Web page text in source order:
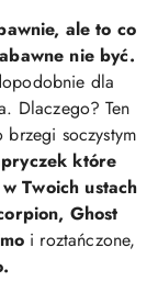
ale to co
nie być.
dla
Dlaczego? Ten
brzegi soczystym
które
Twoich ustach
Ghost
i roztańczone,